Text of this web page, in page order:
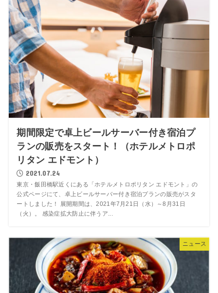
期間限定で卓上ビールサーバー付き宿泊プ
ランの販売をスタート！（ホテルメトロポ
リタン エドモント）
2021.07.24
東京・飯田橋駅近くにある「ホテルメトロポリタン エドモント」の
公式ページにて、卓上ビールサーバー付き宿泊プランの販売がスタ
ートしました！ 展開期間は、2021年7月21日（水）～8月31日
（火）。 感染症拡大防止に伴うア...
ニュース